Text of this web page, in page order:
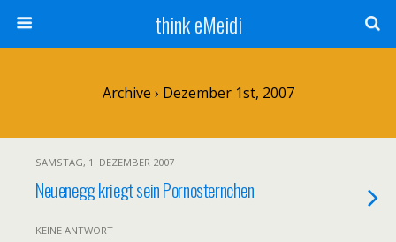
think eMeidi
Archive › Dezember 1st, 2007
SAMSTAG, 1. DEZEMBER 2007
Neuenegg kriegt sein Pornosternchen
KEINE ANTWORT